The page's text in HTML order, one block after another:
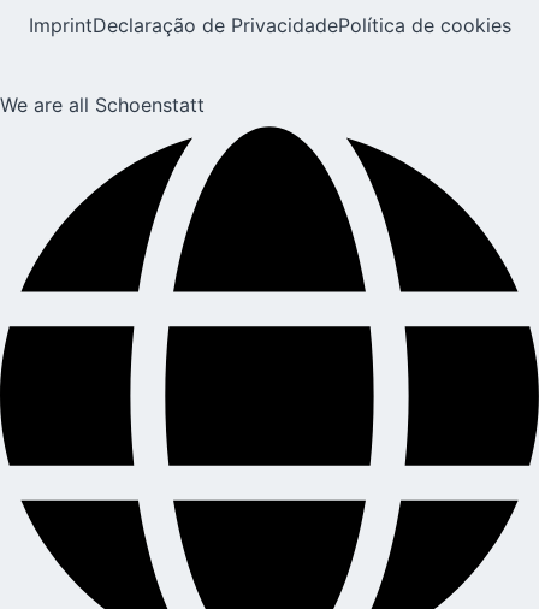
ImprintDeclaração de PrivacidadePolítica de cookies
We are all Schoenstatt